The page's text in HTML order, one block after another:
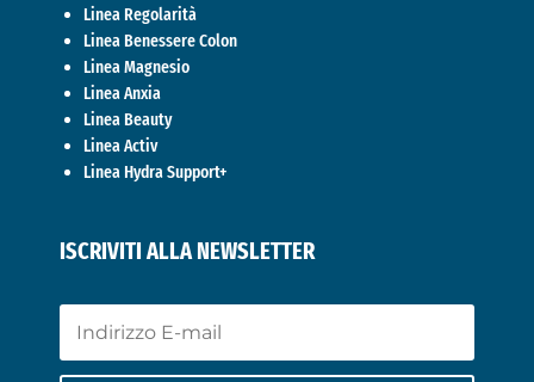
Linea Regolarità
Linea Benessere Colon
Linea Magnesio
Linea Anxia
Linea Beauty
Linea Activ
Linea Hydra Support+
ISCRIVITI ALLA NEWSLETTER